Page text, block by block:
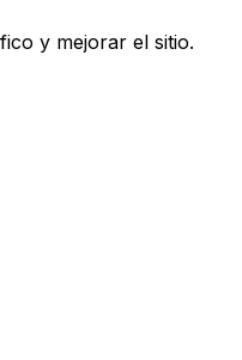
y mejorar el sitio.